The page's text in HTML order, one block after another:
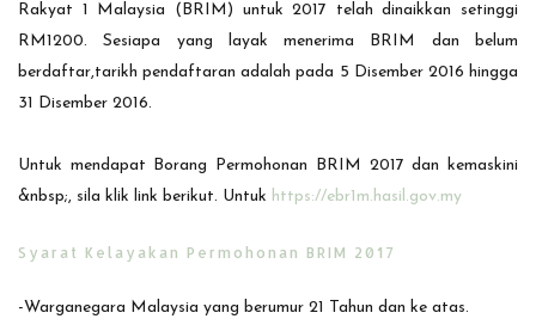
Rakyat 1 Malaysia (BRIM) untuk 2017 telah dinaikkan setinggi
RM1200. Sesiapa yang layak menerima BRIM dan belum
berdaftar,tarikh pendaftaran adalah pada 5 Disember 2016 hingga
31 Disember 2016.
Untuk mendapat Borang Permohonan BRIM 2017 dan kemaskini
&nbsp;, sila klik link berikut. Untuk https://ebr1m.hasil.gov.my
Syarat Kelayakan Permohonan BRIM 2017
-Warganegara Malaysia yang berumur 21 Tahun dan ke atas.